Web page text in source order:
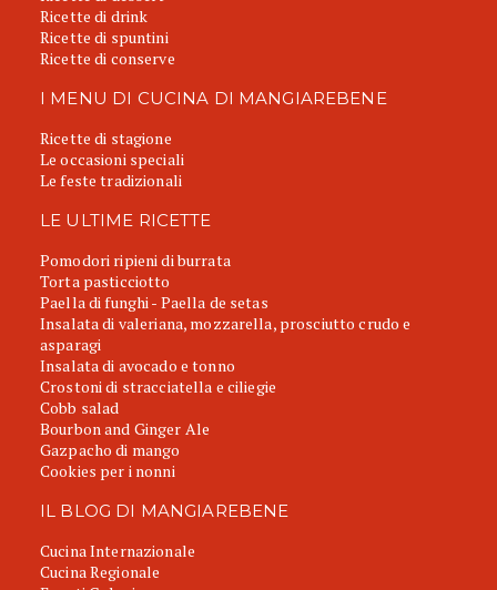
Ricette di drink
Ricette di spuntini
Ricette di conserve
I MENU DI CUCINA DI MANGIAREBENE
Ricette di stagione
Le occasioni speciali
Le feste tradizionali
LE ULTIME RICETTE
Pomodori ripieni di burrata
Torta pasticciotto
Paella di funghi - Paella de setas
Insalata di valeriana, mozzarella, prosciutto crudo e
asparagi
Insalata di avocado e tonno
Crostoni di stracciatella e ciliegie
Cobb salad
Bourbon and Ginger Ale
Gazpacho di mango
Cookies per i nonni
IL BLOG DI MANGIAREBENE
Cucina Internazionale
Cucina Regionale